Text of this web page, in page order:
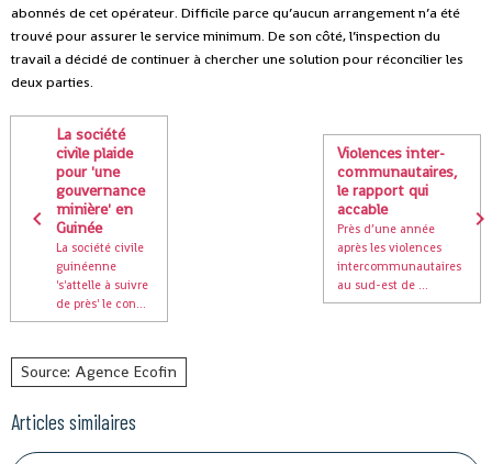
abonnés de cet opérateur. Difficile parce qu’aucun arrangement n’a été
trouvé pour assurer le service minimum. De son côté, l’inspection du
travail a décidé de continuer à chercher une solution pour réconcilier les
deux parties.
La société
civile plaide
pour 'une
gouvernance
minière' en
Guinée
La société civile
guinéenne
's'attelle à suivre
de près' le con...
Violences inter-
communautaires,
le rapport qui
accable
Près d’une année
après les violences
intercommunautaires
au sud-est de ...
Source: Agence Ecofin
Articles similaires